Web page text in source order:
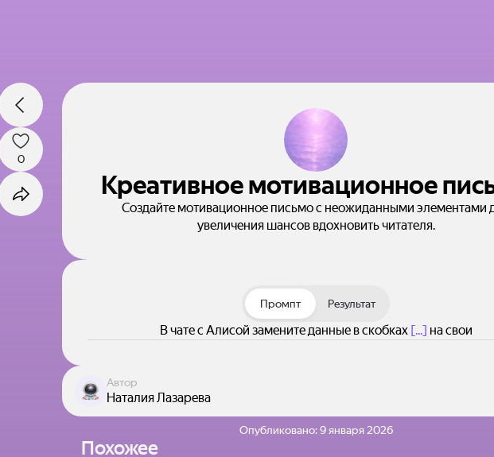
Креативное мотивационное
Создайте мотивационное письмо с неожиданными элементами
увеличения шансов вдохновить читателя.
0
Промпт Результат
В чате с Алисой замените данные в скобках [...] на свои
Автор
Наталия Лазарева
Опубликовано:9 января 2026
Похожее